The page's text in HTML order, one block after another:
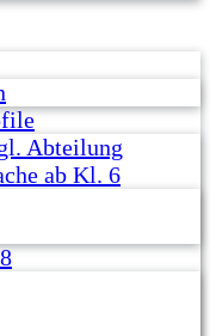
Abteilung
ab Kl. 6